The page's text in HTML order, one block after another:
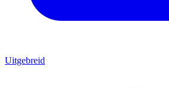
Uitgebreid